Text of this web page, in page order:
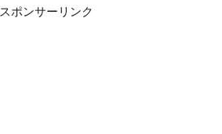
スポンサーリンク